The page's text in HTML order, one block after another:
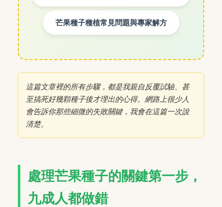
芒果種子種植常見問題與專家解方
這篇文章裡的所有步驟，都是我親自反覆試驗、甚
至搞死好幾顆種子後才理出的心得。網路上很少人
會告訴你那些細微的失敗關鍵，我會在這篇一次說
清楚。
處理芒果種子的關鍵第一步，
九成人都做錯